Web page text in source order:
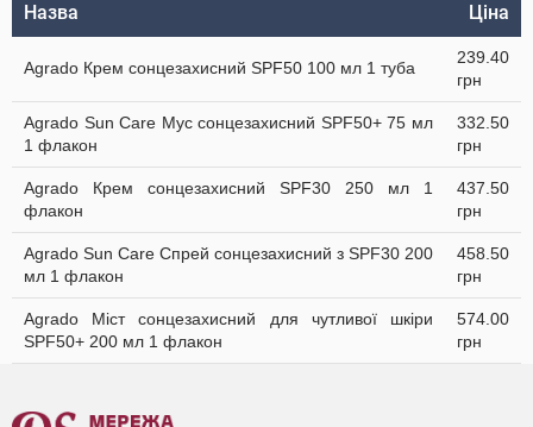
Назва Ціна
Agrado Крем сонцезахисний SPF50 100 мл 1 туба
239.40
грн
Agrado Sun Care Мус сонцезахисний SPF50+ 75 мл
1 флакон
332.50
грн
Agrado Крем сонцезахисний SPF30 250 мл 1
флакон
437.50
грн
Agrado Sun Care Спрей сонцезахисний з SPF30 200
мл 1 флакон
458.50
грн
Agrado Міст сонцезахисний для чутливої шкіри
SPF50+ 200 мл 1 флакон
574.00
грн